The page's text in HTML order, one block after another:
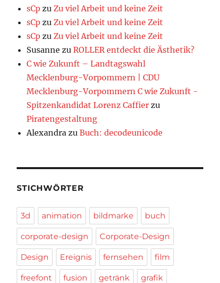
sCp zu Zu viel Arbeit und keine Zeit
sCp zu Zu viel Arbeit und keine Zeit
sCp zu Zu viel Arbeit und keine Zeit
Susanne zuROLLER entdeckt die Ästhetik?
C wie Zukunft – Landtagswahl
Mecklenburg-Vorpommern | CDU
Mecklenburg-Vorpommern C wie Zukunft -
Spitzenkandidat Lorenz Caffier zu
Piratengestaltung
Alexandra zuBuch: decodeunicode
STICHWÖRTER
3d animation bildmarke buch
corporate-design Corporate-Design
Design Ereignis fernsehen film
freefont fusion getränk grafik